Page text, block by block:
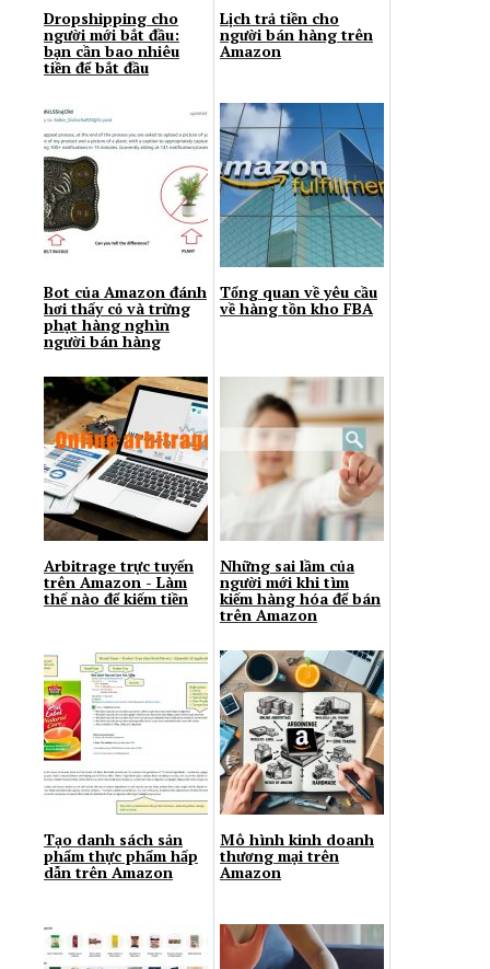
Dropshipping cho
người mới bắt đầu:
bạn cần bao nhiêu
tiền để bắt đầu
Lịch trả tiền cho
người bán hàng trên
Amazon
Bot của Amazon đánh
hơi thấy cỏ và trừng
phạt hàng nghìn
người bán hàng
Tổng quan về yêu cầu
về hàng tồn kho FBA
Arbitrage trực tuyến
trên Amazon - Làm
thế nào để kiếm tiền
Những sai lầm của
người mới khi tìm
kiếm hàng hóa để bán
trên Amazon
Tạo danh sách sản
phẩm thực phẩm hấp
dẫn trên Amazon
Мô hình kinh doanh
thương mại trên
Amazon